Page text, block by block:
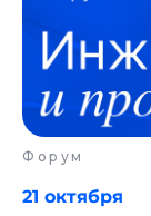
Форум
21 октября